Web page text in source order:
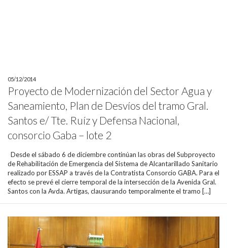
05/12/2014
Proyecto de Modernización del Sector Agua y
Saneamiento, Plan de Desvíos del tramo Gral.
Santos e/ Tte. Ruíz y Defensa Nacional,
consorcio Gaba – lote 2
Desde el sábado 6 de diciembre continúan las obras del Subproyecto
de Rehabilitación de Emergencia del Sistema de Alcantarillado Sanitario
realizado por ESSAP a través de la Contratista Consorcio GABA. Para el
efecto se prevé el cierre temporal de la intersección de la Avenida Gral.
Santos con la Avda. Artigas, clausurando temporalmente el tramo […]